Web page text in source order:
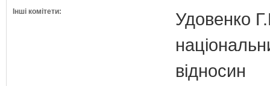
Інші комітети:
Удовенко
відносин